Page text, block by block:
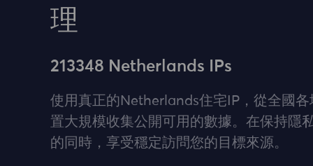
理
213348 Netherlands IPs
使用真正的Netherlands住宅IP，從全國各
置大規模收集公開可用的數據。在保持隱
的同時，享受穩定訪問您的目標來源。